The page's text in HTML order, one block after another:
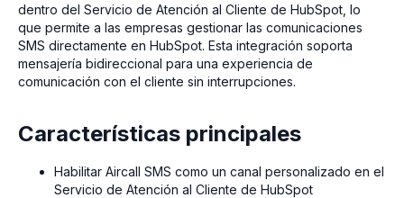
dentro del Servicio de Atención al Cliente de HubSpot, lo
que permite a las empresas gestionar las comunicaciones
SMS directamente en HubSpot. Esta integración soporta
mensajería bidireccional para una experiencia de
comunicación con el cliente sin interrupciones.
Características principales
Habilitar Aircall SMS como un canal personalizado en el
Servicio de Atención al Cliente de HubSpot